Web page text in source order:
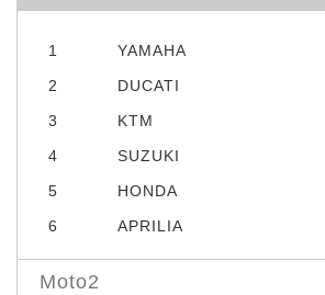
1 YAMAHA
2
DUCATI
3
KTM
4
SUZUKI
5
HONDA
6
APRILIA
Moto2